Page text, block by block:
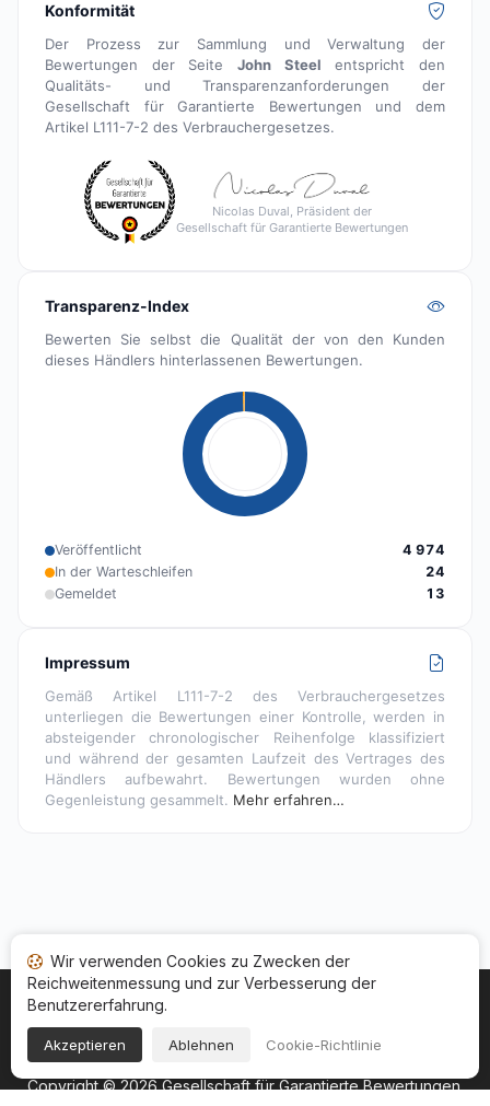
Konformität
Der Prozess zur Sammlung und Verwaltung der
Bewertungen der Seite John Steel entspricht den
Qualitäts- und Transparenzanforderungen der
Gesellschaft für Garantierte Bewertungen und dem
Artikel L111-7-2 des Verbrauchergesetzes.
Nicolas Duval, Präsident der
Gesellschaft für Garantierte Bewertungen
Transparenz-Index
Bewerten Sie selbst die Qualität der von den Kunden
dieses Händlers hinterlassenen Bewertungen.
Veröffentlicht
4 974
In der Warteschleifen
24
Gemeldet
13
Impressum
Gemäß Artikel L111-7-2 des Verbrauchergesetzes
unterliegen die Bewertungen einer Kontrolle, werden in
absteigender chronologischer Reihenfolge klassifiziert
und während der gesamten Laufzeit des Vertrages des
Händlers aufbewahrt. Bewertungen wurden ohne
Gegenleistung gesammelt. Mehr erfahren…
Startseite Ihr Bewertungsstatus
Allgemeine Nutzungsbedingugen
Rechtshinweise
Copyright © 2026Gesellschaft für Garantierte Bewertungen.
Wir verwenden Cookies zu Zwecken der
Reichweitenmessung und zur Verbesserung der
Benutzererfahrung.
Akzeptieren Ablehnen Cookie-Richtlinie